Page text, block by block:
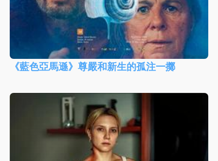
《藍色亞馬遜》尊嚴和新生的孤注一擲